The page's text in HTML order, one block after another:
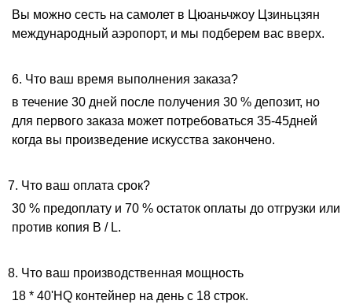
Вы можно сесть на самолет в Цюаньчжоу Цзиньцзян
международный аэропорт, и мы подберем вас вверх.
6. Что ваш время выполнения заказа?
в течение 30 дней после получения 30 % депозит, но
для первого заказа может потребоваться 35-45дней
когда вы произведение искусства закончено.
7. Что ваш оплата срок?
30 % предоплату и 70 % остаток оплаты до отгрузки или
против копия B / L.
8. Что ваш производственная мощность
18 * 40'HQ контейнер на день с 18 строк.